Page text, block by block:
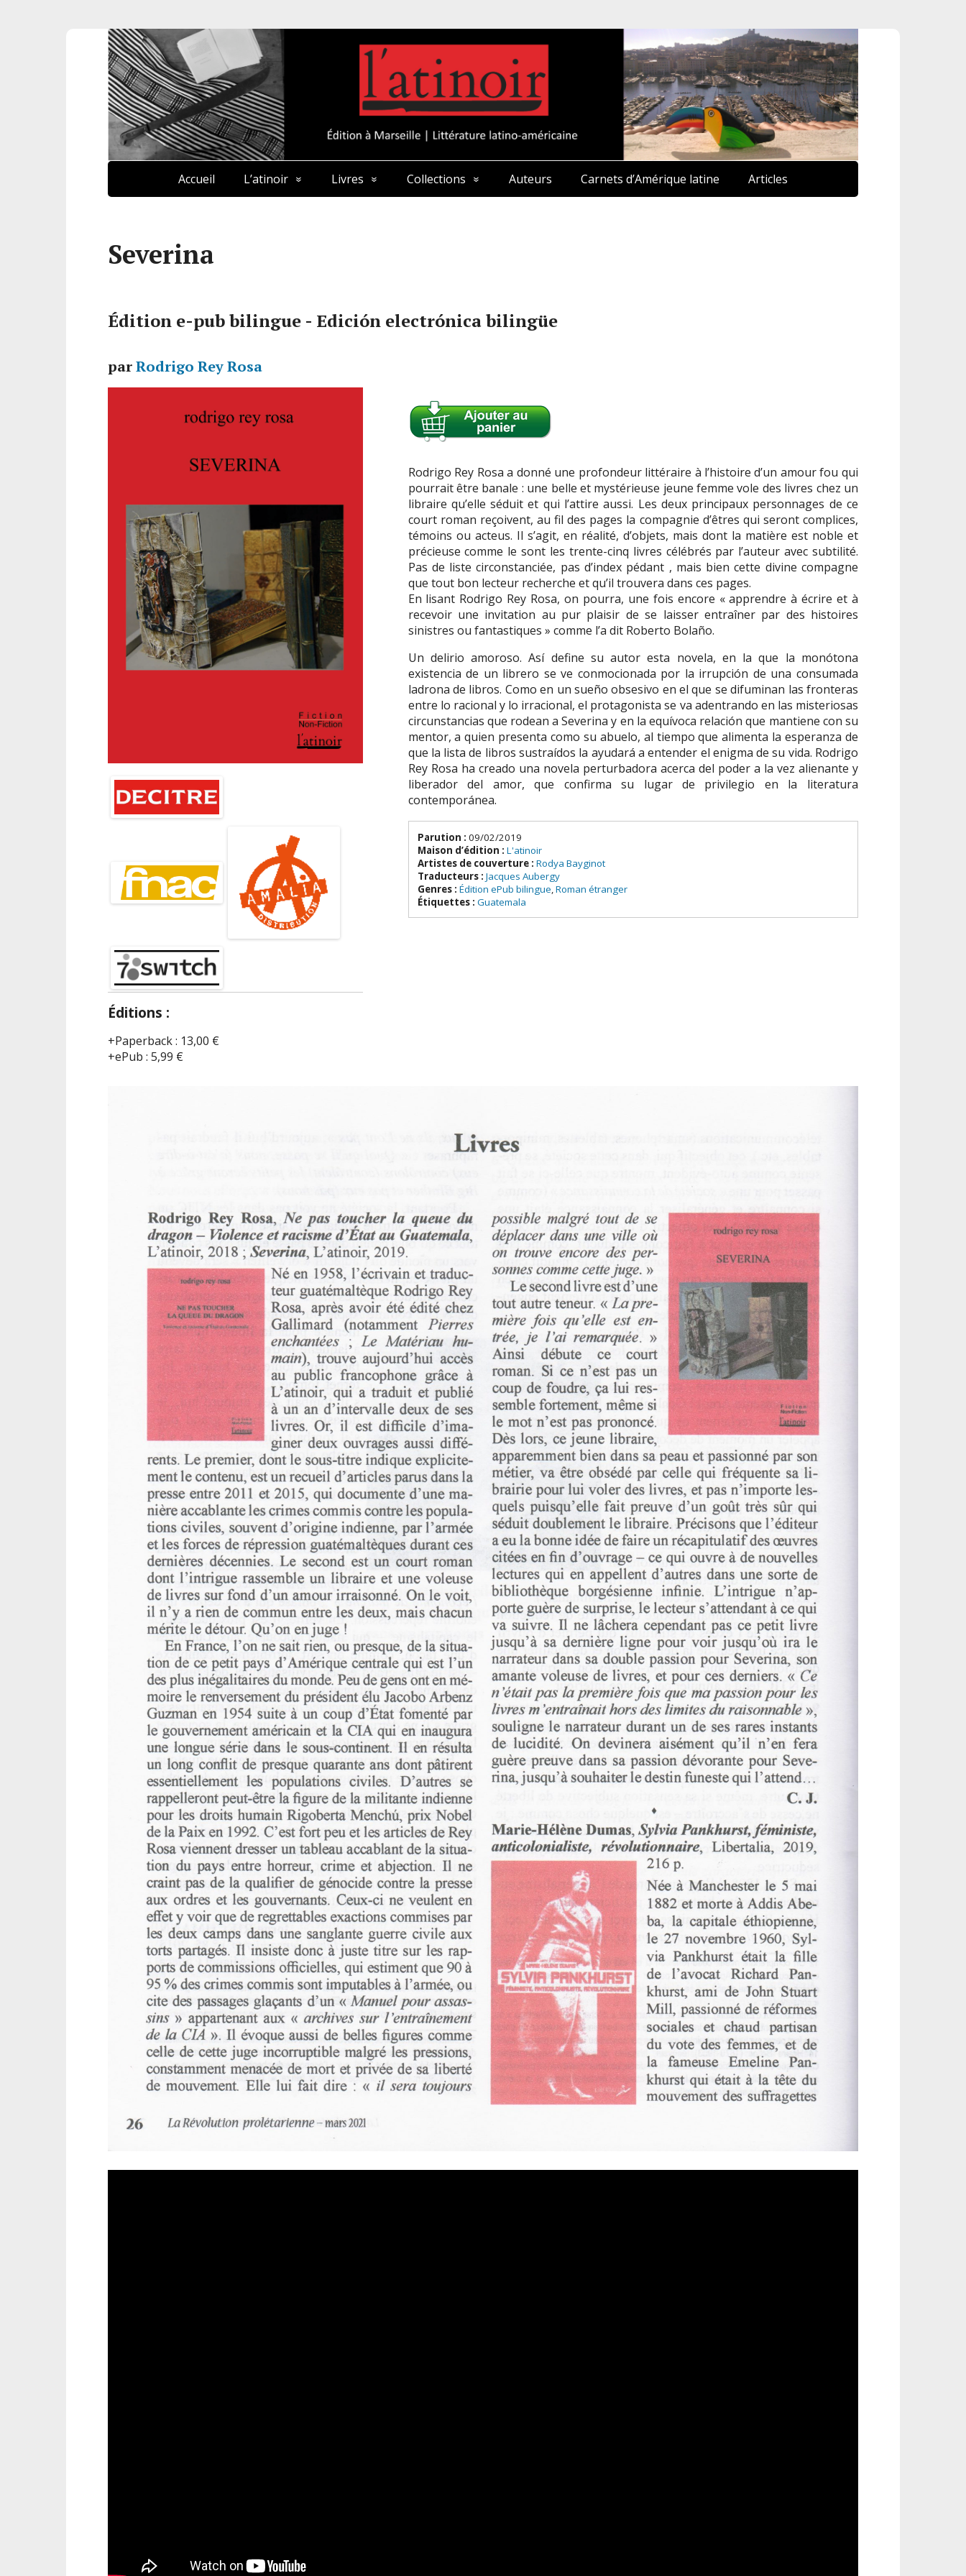
Accueil L’atinoir Livres Collections Auteurs Carnets d’Amérique latine Articles
Severina
Édition e-pub bilingue - Edición electrónica bilingüe
parRodrigo Rey Rosa
Éditions :
Paperback: 13,00 €
ePub : 5,99 €
Rodrigo Rey Rosa a donné une profondeur littéraire à l’histoire d’un amour fou qui
pourrait être banale : une belle et mystérieuse jeune femme vole des livres chez un
libraire qu’elle séduit et qui l’attire aussi. Les deux principaux personnages de ce
court roman reçoivent, au fil des pages la compagnie d’êtres qui seront complices,
témoins ou acteus. Il s’agit, en réalité, d’objets, mais dont la matière est noble et
précieuse comme le sont les trente-cinq livres célébrés par l’auteur avec subtilité.
Pas de liste circonstanciée, pas d’index pédant , mais bien cette divine compagne
que tout bon lecteur recherche et qu’il trouvera dans ces pages.
En lisant Rodrigo Rey Rosa, on pourra, une fois encore « apprendre à écrire et à
recevoir une invitation au pur plaisir de se laisser entraîner par des histoires
sinistres ou fantastiques » comme l’a dit Roberto Bolaño.
Un delirio amoroso. Así define su autor esta novela, en la que la monótona
existencia de un librero se ve conmocionada por la irrupción de una consumada
ladrona de libros. Como en un sueño obsesivo en el que se difuminan las fronteras
entre lo racional y lo irracional, el protagonista se va adentrando en las misteriosas
circunstancias que rodean a Severina y en la equívoca relación que mantiene con su
mentor, a quien presenta como su abuelo, al tiempo que alimenta la esperanza de
que la lista de libros sustraídos la ayudará a entender el enigma de su vida. Rodrigo
Rey Rosa ha creado una novela perturbadora acerca del poder a la vez alienante y
liberador del amor, que confirma su lugar de privilegio en la literatura
contemporánea.
Parution : 09/02/2019
Maison d’édition : L'atinoir
Artistes de couverture : Rodya Bayginot
Traducteurs : Jacques Aubergy
Genres : Édition ePub bilingue,Roman étranger
Étiquettes : Guatemala